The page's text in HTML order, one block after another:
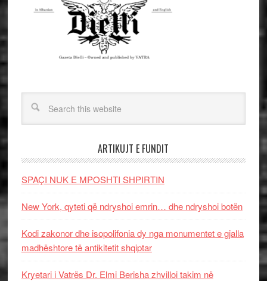
ARTIKUJT E FUNDIT
SPAÇI NUK E MPOSHTI SHPIRTIN
New York, qyteti që ndryshoi emrin… dhe ndryshoi botën
Kodi zakonor dhe isopolifonia dy nga monumentet e gjalla
madhështore të antikitetit shqiptar
Kryetari i Vatrës Dr. Elmi Berisha zhvilloi takim në